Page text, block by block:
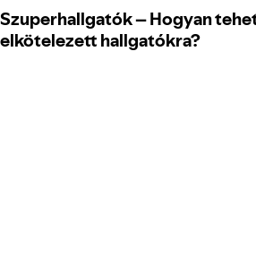
Szuperhallgatók – Hogyan
elkötelezett hallgatókra?